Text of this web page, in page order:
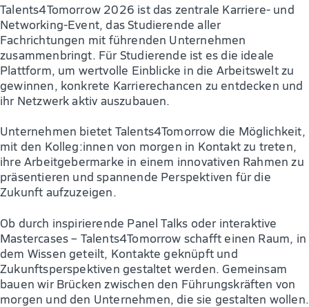
Talents4Tomorrow 2026 ist das zentrale Karriere- und
Networking-Event, das Studierende aller
Fachrichtungen mit führenden Unternehmen
zusammenbringt. Für Studierende ist es die ideale
Plattform, um wertvolle Einblicke in die Arbeitswelt zu
gewinnen, konkrete Karrierechancen zu entdecken und
ihr Netzwerk aktiv auszubauen.
Unternehmen bietet Talents4Tomorrow die Möglichkeit,
mit den Kolleg:innen von morgen in Kontakt zu treten,
ihre Arbeitgebermarke in einem innovativen Rahmen zu
präsentieren und spannende Perspektiven für die
Zukunft aufzuzeigen.
Ob durch inspirierende Panel Talks oder interaktive
Mastercases – Talents4Tomorrow schafft einen Raum, in
dem Wissen geteilt, Kontakte geknüpft und
Zukunftsperspektiven gestaltet werden. Gemeinsam
bauen wir Brücken zwischen den Führungskräften von
morgen und den Unternehmen, die sie gestalten wollen.